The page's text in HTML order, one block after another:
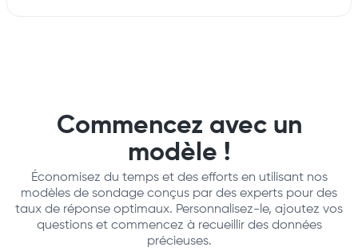
Commencez avec un
modèle !
Économisez du temps et des efforts en utilisant nos
modèles de sondage conçus par des experts pour des
taux de réponse optimaux. Personnalisez-le, ajoutez vos
questions et commencez à recueillir des données
précieuses.